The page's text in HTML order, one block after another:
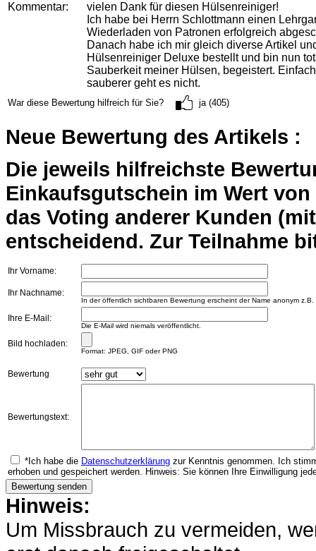
Kommentar:
vielen Dank für diesen Hülsenreiniger!
Ich habe bei Herrn Schlottmann einen
Wiederladen von Patronen erfolgreich
Danach habe ich mir gleich diverse Artikel
Hülsenreiniger Deluxe bestellt und bin nun
Sauberkeit meiner Hülsen, begeistert.
sauberer geht es nicht.
War diese Bewertung hilfreich für Sie? ja (405)
Neue Bewertung des Artikels :
Die jeweils hilfreichste
Einkaufsgutschein im Wert
das Voting anderer Kunden
entscheidend. Zur Teilnahme
Ihr Vorname:
Ihr Nachname:
In der öffentlich sichtbaren Bewertung erscheint der Name anonym
Ihre E-Mail:
Die E-Mail wird niemals veröffentlicht.
Bild hochladen:
Format: JPEG, GIF oder PNG
Bewertung
Bewertungstext:
*Ich habe die Datenschutzerklärung zur Kenntnis genommen. Ich
erhoben und gespeichert werden. Hinweis: Sie können Ihre Einwilligung
Hinweis:
Um Missbrauch zu vermeiden,